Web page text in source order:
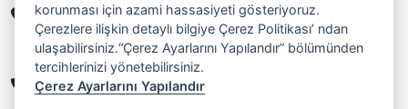
ALMANYA/BERLİN OFİS
Schönfelder Weg 31 16321 Deutschland
Bernau / Berlin
0(312) 238 11 68
korunması için azami hassasiyeti gösteriyoruz.
Çerezlere ilişkin detaylı bilgiye Çerez Politikası’ ndan
ulaşabilirsiniz.“Çerez Ayarlarını Yapılandır” bölümünden
tercihlerinizi yönetebilirsiniz.
Çerez Ayarlarını Yapılandır